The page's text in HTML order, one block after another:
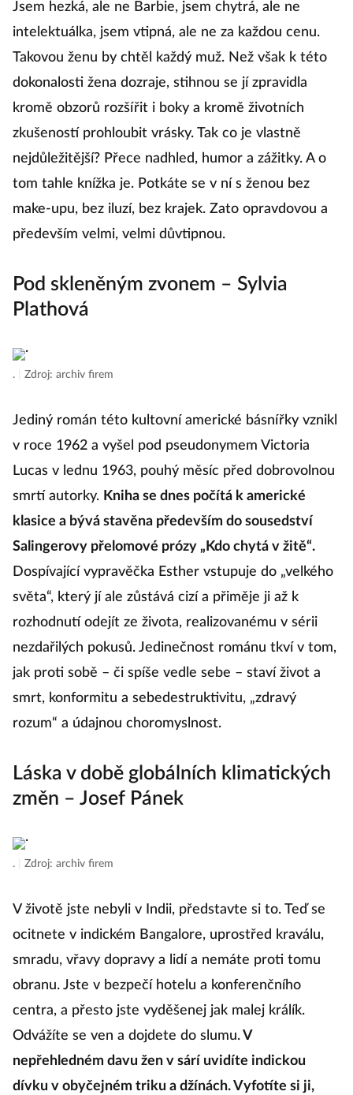
Jsem hezká, ale ne Barbie, jsem chytrá, ale ne
intelektuálka, jsem vtipná, ale ne za každou cenu.
Takovou ženu by chtěl každý muž. Než však k této
dokonalosti žena dozraje, stihnou se jí zpravidla
kromě obzorů rozšířit i boky a kromě životních
zkušeností prohloubit vrásky. Tak co je vlastně
nejdůležitější? Přece nadhled, humor a zážitky. A o
tom tahle knížka je. Potkáte se v ní s ženou bez
make-upu, bez iluzí, bez krajek. Zato opravdovou a
především velmi, velmi důvtipnou.
Pod skleněným zvonem – Sylvia
Plathová
. Zdroj: archiv firem
Jediný román této kultovní americké básnířky vznikl
v roce 1962 a vyšel pod pseudonymem Victoria
Lucas v lednu 1963, pouhý měsíc před dobrovolnou
smrtí autorky. Kniha se dnes počítá k americké
klasice a bývá stavěna především do sousedství
Salingerovy přelomové prózy „Kdo chytá v žitě“.
Dospívající vypravěčka Esther vstupuje do „velkého
světa“, který jí ale zůstává cizí a přiměje ji až k
rozhodnutí odejít ze života, realizovanému v sérii
nezdařilých pokusů. Jedinečnost románu tkví v tom,
jak proti sobě – či spíše vedle sebe – staví život a
smrt, konformitu a sebedestruktivitu, „zdravý
rozum“ a údajnou choromyslnost.
Láska v době globálních klimatických
změn – Josef Pánek
. Zdroj: archiv firem
V životě jste nebyli v Indii, představte si to. Teď se
ocitnete v indickém Bangalore, uprostřed kraválu,
smradu, vřavy dopravy a lidí a nemáte proti tomu
obranu. Jste v bezpečí hotelu a konferenčního
centra, a přesto jste vyděšenej jak malej králík.
Odvážíte se ven a dojdete do slumu.V
nepřehledném davu žen v sárí uvidíte indickou
dívku v obyčejném triku a džínách. Vyfotíte si ji,